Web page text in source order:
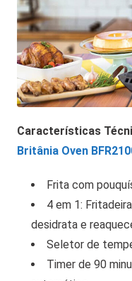
Características
Britânia Oven
Frita com
4 em 1:
desidrata e
Seletor de
Timer de 90